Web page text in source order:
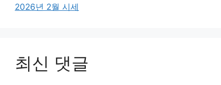
2026년 2월 시세
최신 댓글